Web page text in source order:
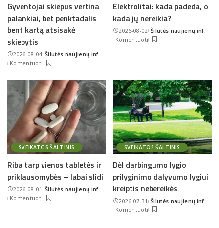
Gyventojai skiepus vertina
palankiai, bet penktadalis
bent kartą atsisakė
skiepytis
2026-08-04Posted
by
Šilutės naujienų inf.
Komentuoti
Elektrolitai: kada padeda, o
kada jų nereikia?
2026-08-02Posted
by
Šilutės naujienų inf.
Komentuoti
SVEIKATOS ŠALTINIS
Riba tarp vienos tabletės ir
priklausomybės – labai slidi
2026-08-01 Posted
by
Šilutės naujienų inf.
Komentuoti
SVEIKATOS ŠALTINIS
Dėl darbingumo lygio
prilyginimo dalyvumo lygiui
kreiptis nebereikės
2026-07-31 Posted
by
Šilutės naujienų inf.
Komentuoti